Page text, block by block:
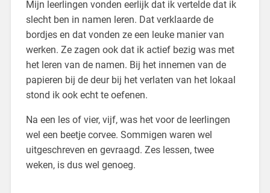
Mijn leerlingen vonden eerlijk dat ik vertelde dat ik
slecht ben in namen leren. Dat verklaarde de
bordjes en dat vonden ze een leuke manier van
werken. Ze zagen ook dat ik actief bezig was met
het leren van de namen. Bij het innemen van de
papieren bij de deur bij het verlaten van het lokaal
stond ik ook echt te oefenen.
Na een les of vier, vijf, was het voor de leerlingen
wel een beetje corvee. Sommigen waren wel
uitgeschreven en gevraagd. Zes lessen, twee
weken, is dus wel genoeg.